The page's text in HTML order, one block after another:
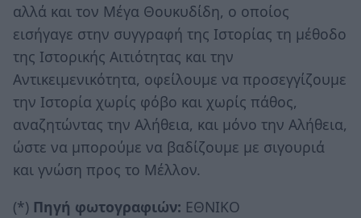
αλλά και τον Μέγα Θουκυδίδη, ο οποίος
εισήγαγε στην συγγραφή της Ιστορίας τη μέθοδο
της Ιστορικής Αιτιότητας και την
Αντικειμενικότητα, οφείλουμε να προσεγγίζουμε
την Ιστορία χωρίς φόβο και χωρίς πάθος,
αναζητώντας την Αλήθεια, και μόνο την Αλήθεια,
ώστε να μπορούμε να βαδίζουμε με σιγουριά
και γνώση προς το Μέλλον.
(*) Πηγή φωτογραφιών: ΕΘΝΙΚΟ